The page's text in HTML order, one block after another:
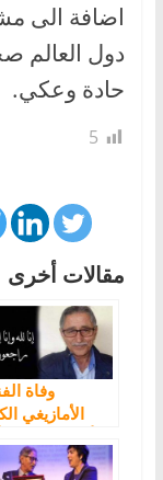
اضافة الى
دول العالم
حادة وعكي.
5
مقالات أخرى
وفاة
الأمازيغي
بفيروس